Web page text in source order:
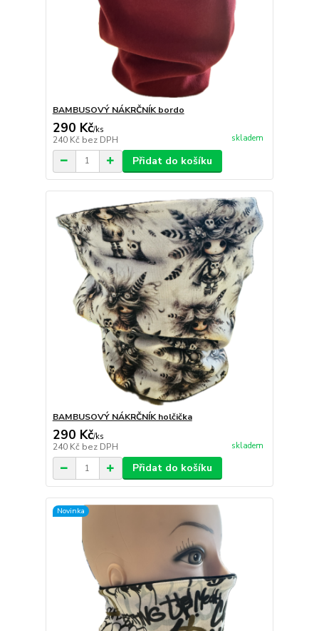
BAMBUSOVÝ NÁKRČNÍK bordo
290 Kč/ks
240 Kč bez DPH skladem
Přidat do košíku
BAMBUSOVÝ NÁKRČNÍK holčička
290 Kč/ks
240 Kč bez DPH skladem
Přidat do košíku
Novinka